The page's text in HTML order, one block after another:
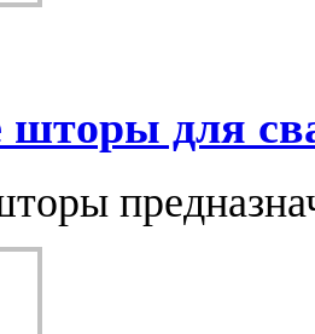
для